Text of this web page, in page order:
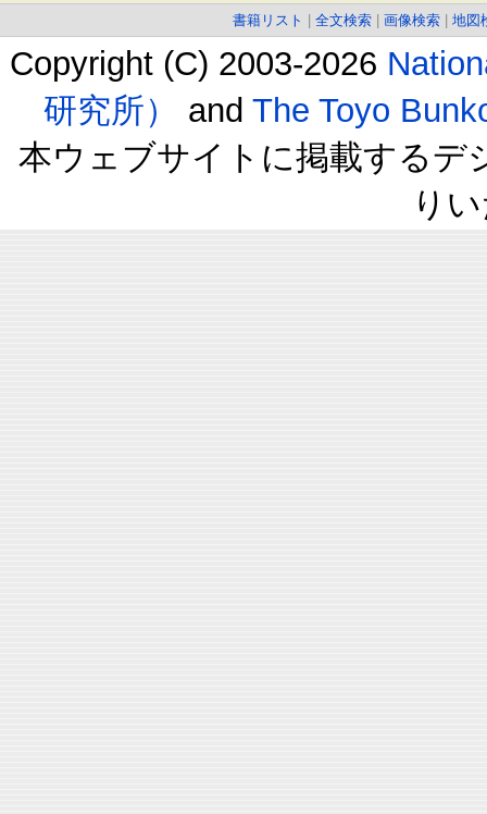
書籍リスト 全文検索 画像検索 地図
Copyright (C) 2003-2026
研究所）
and The Toyo
本ウェブサイトに掲載するデ
り